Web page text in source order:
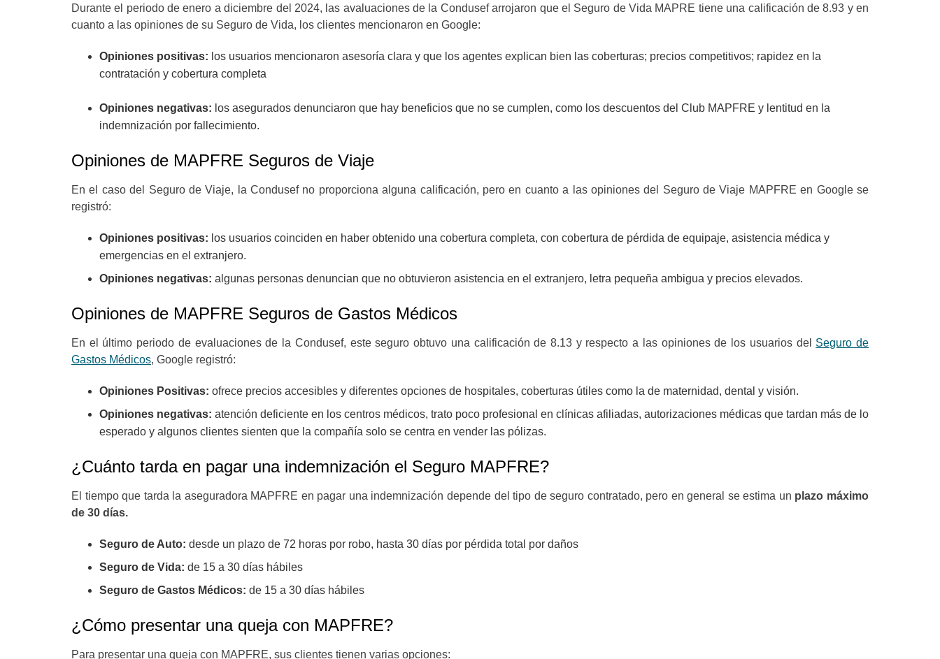
Durante el periodo de enero a diciembre del 2024, las avaluaciones de la Condusef arrojaron que el Seguro de Vida MAPRE tiene una calificación de 8.93 y en
cuanto a las opiniones de su Seguro de Vida, los clientes mencionaron en Google:
Opiniones positivas: los usuarios mencionaron asesoría clara y que los agentes explican bien las coberturas; precios competitivos; rapidez en la
contratación y cobertura completa
Opiniones negativas: los asegurados denunciaron que hay beneficios que no se cumplen, como los descuentos del Club MAPFRE y lentitud en la
indemnización por fallecimiento.
Opiniones de MAPFRE Seguros de Viaje
En el caso del Seguro de Viaje, la Condusef no proporciona alguna calificación, pero en cuanto a las opiniones del Seguro de Viaje MAPFRE en Google se
registró:
Opiniones positivas: los usuarios coinciden en haber obtenido una cobertura completa, con cobertura de pérdida de equipaje, asistencia médica y
emergencias en el extranjero.
Opiniones negativas: algunas personas denuncian que no obtuvieron asistencia en el extranjero, letra pequeña ambigua y precios elevados.
Opiniones de MAPFRE Seguros de Gastos Médicos
En el último periodo de evaluaciones de la Condusef, este seguro obtuvo una calificación de 8.13 y respecto a las opiniones de los usuarios del Seguro de
Gastos Médicos, Google registró:
Opiniones Positivas: ofrece precios accesibles y diferentes opciones de hospitales, coberturas útiles como la de maternidad, dental y visión.
Opiniones negativas: atención deficiente en los centros médicos, trato poco profesional en clínicas afiliadas, autorizaciones médicas que tardan más de lo
esperado y algunos clientes sienten que la compañía solo se centra en vender las pólizas.
¿Cuánto tarda en pagar una indemnización el Seguro MAPFRE?
El tiempo que tarda la aseguradora MAPFRE en pagar una indemnización depende del tipo de seguro contratado, pero en general se estima un plazo máximo
de 30 días.
Seguro de Auto: desde un plazo de 72 horas por robo, hasta 30 días por pérdida total por daños
Seguro de Vida: de 15 a 30 días hábiles
Seguro de Gastos Médicos: de 15 a 30 días hábiles
¿Cómo presentar una queja con MAPFRE?
Para presentar una queja con MAPFRE, sus clientes tienen varias opciones: